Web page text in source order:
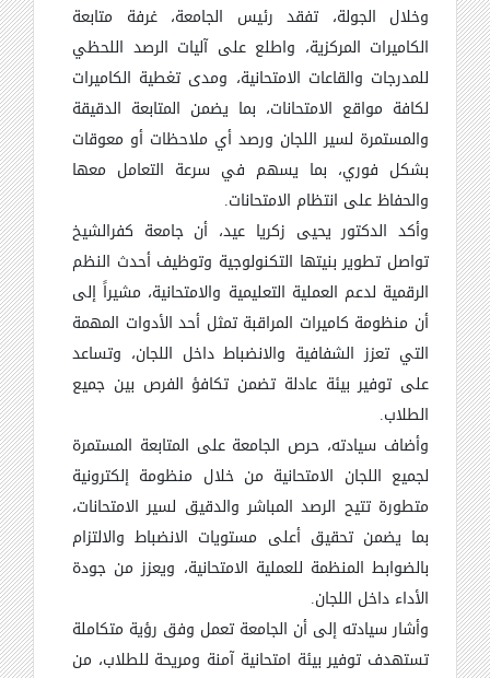
وخلال الجولة، تفقد رئيس الجامعة، غرفة متابعة
الكاميرات المركزية، واطلع على آليات الرصد اللحظي
للمدرجات والقاعات الامتحانية، ومدى تغطية الكاميرات
لكافة مواقع الامتحانات، بما يضمن المتابعة الدقيقة
والمستمرة لسير اللجان ورصد أي ملاحظات أو معوقات
بشكل فوري، بما يسهم في سرعة التعامل معها
والحفاظ على انتظام الامتحانات.
وأكد الدكتور يحيى زكريا عيد، أن جامعة كفرالشيخ
تواصل تطوير بنيتها التكنولوجية وتوظيف أحدث النظم
الرقمية لدعم العملية التعليمية والامتحانية، مشيراً إلى
أن منظومة كاميرات المراقبة تمثل أحد الأدوات المهمة
التي تعزز الشفافية والانضباط داخل اللجان، وتساعد
على توفير بيئة عادلة تضمن تكافؤ الفرص بين جميع
الطلاب.
وأضاف سيادته، حرص الجامعة على المتابعة المستمرة
لجميع اللجان الامتحانية من خلال منظومة إلكترونية
متطورة تتيح الرصد المباشر والدقيق لسير الامتحانات،
بما يضمن تحقيق أعلى مستويات الانضباط والالتزام
بالضوابط المنظمة للعملية الامتحانية، ويعزز من جودة
الأداء داخل اللجان.
وأشار سيادته إلى أن الجامعة تعمل وفق رؤية متكاملة
تستهدف توفير بيئة امتحانية آمنة ومريحة للطلاب، من